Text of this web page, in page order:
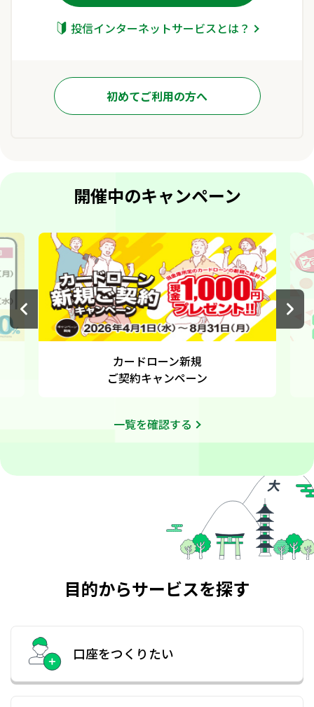
「外国送金事前申込サービス」の取扱開始および外国
送金店頭受付方法の変更について
ご契約貸金庫の予備鍵（副鍵）にかかる管理体制強化
について
【重要】中信インターネットバンキングサービスの新
【重要】中信インターネットバンキングサービス臨時
休止のお知らせ
「窓口円貨両替手数料」の改定について
中信ビジネスポータルご利用規定改定のお知らせ
プライバシー・ポリシー[個人情報等保護方針]の改訂
について
電話番号変更のお知らせ
「当座預金」新規口座開設の取扱終了について
【重要】VALUXサービスのシステムメンテナンスに伴
付サービス」取扱規定】の改訂について
「しんきん電子マネーチャージサービス」取扱終了の
【重要】中信インターネットデータ伝送サービス臨時
【投資信託口座開設者の皆様へ】届出事項（住所・氏
名等）に変更があった際の当金庫への届出についての
「ローン 資金保管手数料」の改定について
投信インターネットサービスページの機能追加に伴う
取扱規定の改訂について
預金証書の一部廃止について
投信インターネットサービスとは？
初めてご利用の方へ
開催中のキャンペーン
カードローン新規
ご契約キャンペーン
一覧を確認する
目的からサービスを探す
口座をつくりたい